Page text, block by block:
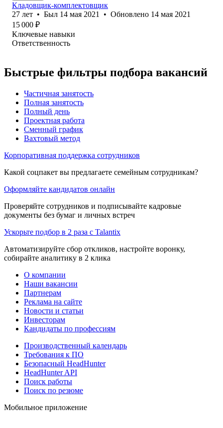
Кладовщик-комплектовщик
27 лет • Был 14 мая 2021 • Обновлено 14 мая 2021
15 000 ₽
Ключевые навыки
Ответственность
Быстрые фильтры подбора вакансий
Частичная занятость
Полная занятость
Полный день
Проектная работа
Сменный график
Вахтовый метод
Корпоративная поддержка сотрудников
Какой соцпакет вы предлагаете семейным сотрудникам?
Оформляйте кандидатов онлайн
Проверяйте сотрудников и подписывайте кадровые
документы без бумаг и личных встреч
Ускорьте подбор в 2 раза с Talantix
Автоматизируйте сбор откликов, настройте воронку,
собирайте аналитику в 2 клика
О компании
Наши вакансии
Партнерам
Реклама на сайте
Новости и статьи
Инвесторам
Кандидаты по профессиям
Производственный календарь
Требования к ПО
Безопасный HeadHunter
HeadHunter API
Поиск работы
Поиск по резюме
Мобильное приложение